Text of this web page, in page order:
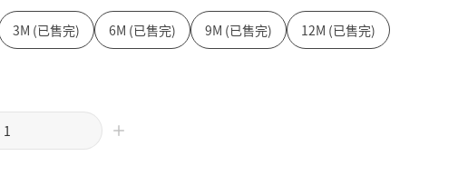
3M (已售完) 6M (已售完) 9M (已售完) 12M (已售完)